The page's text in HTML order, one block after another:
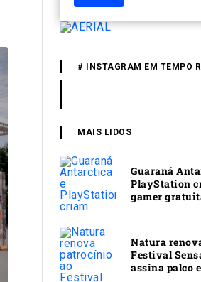
# INSTAGRAM EM TEMPO
MAIS LIDOS
Guaraná
PlayStation
gamer
Natura
Festival
assina palco